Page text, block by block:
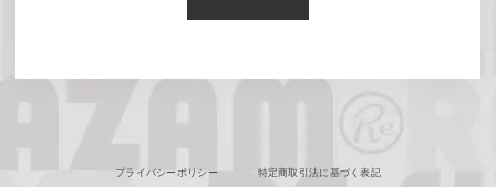
プライバシーポリシー 特定商取引法に基づく表記